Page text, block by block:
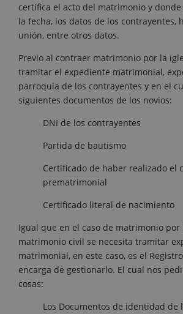
certifica el acto del matrimonio y
la fecha, los datos de los contrayentes,
unión, entre otros datos.
Previo al contraer matrimonio por la
tramitar el expediente matrimonial,
parroquia de los contrayentes y en el
siguientes documentos de los novios:
DNI de los contrayentes
Partida de bautismo
Certificado de haber realizado el
prematrimonial
Certificado literal de nacimiento
Igual que en el caso de matrimonio por
matrimonio civil se necesita tramitar
matrimonial, en este caso, es el
encarga de gestionarlo. El cual nos
cosas:
Los Documentos de identidad de